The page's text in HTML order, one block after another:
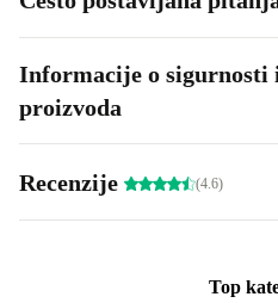
Informacije o sigurnosti
proizvoda
Recenzije (4.6)
Top